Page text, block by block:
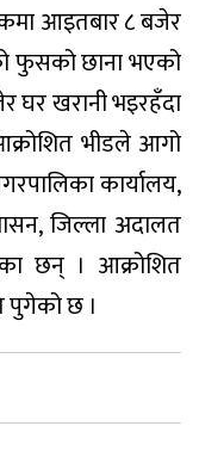
आइतबार ८ बजेर
फुसको छाना भएको
घर खरानी भइरहँदा
भीडले आगो
कार्यालय,
जिल्ला अदालत
छन् । आक्रोशित
पुगेको छ ।